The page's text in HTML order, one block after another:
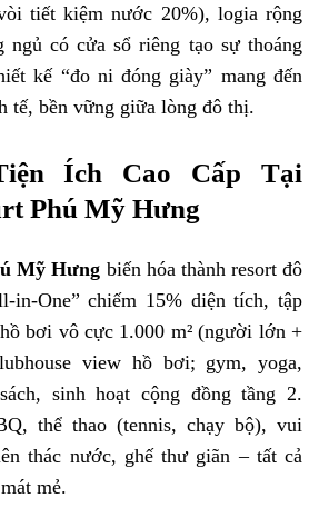
tiết kiệm nước 20%), logia rộng
ngủ có cửa sổ riêng tạo sự thoáng
kế “đo ni đóng giày” mang đến
tế, bền vững giữa lòng đô thị.
Ích Cao Cấp Tại
Phú Mỹ Hưng
Mỹ Hưng biến hóa thành resort đô
One” chiếm 15% diện tích, tập
bơi vô cực 1.000 m² (người lớn +
view hồ bơi; gym, yoga,
sinh hoạt cộng đồng tầng 2.
thể thao (tennis, chạy bộ), vui
thác nước, ghế thư giãn – tất cả
mẻ.